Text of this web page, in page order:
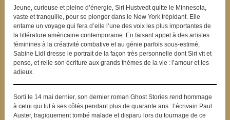
Jeune, curieuse et pleine d’énergie, Siri Hustvedt quitte le Minnesota,
vaste et tranquille, pour se plonger dans le New York trépidant. Elle
entame un voyage qui fera d’elle l’une des voix les plus importantes de
la littérature américaine contemporaine. En faisant appel à des artistes
féminines à la créativité combative et au génie parfois sous-estimé,
Sabine Lidl dresse le portrait de la façon très personnelle dont Siri vit et
pense, et relie son écriture aux grands thèmes de la vie : l’amour et les
adieux.
Sorti le 14 mai dernier, son dernier roman Ghost Stories rend hommage
à celui qui fut à ses côtés pendant plus de quarante ans : l’écrivain Paul
Auster, tragiquement tombé malade et disparu lors du tournage de ce